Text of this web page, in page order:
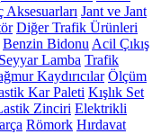
Jant ve Jant
Diğer Trafik Ürünleri
Benzin Bidonu Acil Çıkış
Seyyar Lamba Trafik
Kaydırıcılar Ölçüm
Kar Paleti Kışlık Set
Zinciri Elektrikli
Römork Hırdavat